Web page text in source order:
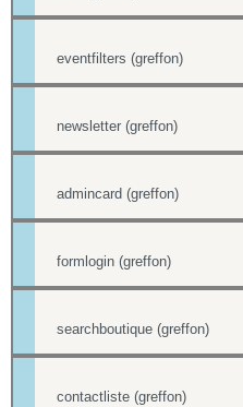
eventfilters (greffon)
newsletter (greffon)
admincard (greffon)
formlogin (greffon)
searchboutique (greffon)
contactliste (greffon)